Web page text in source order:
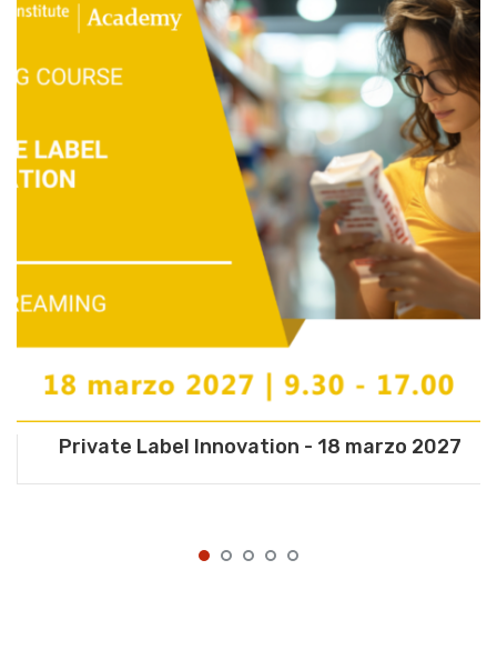
Private Label Innovation - 18 marzo 2027